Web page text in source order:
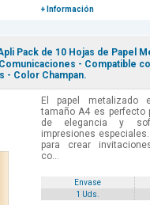
+ Información
Pack de 10 Hojas de Papel
- Compatible
- Color Champan.
El papel metalizado
tamaño A4 es perfecto
de elegancia y
impresiones
para crear
co...
Envase
1 Uds.